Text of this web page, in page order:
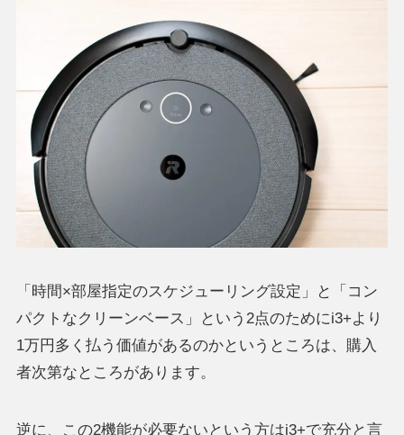
「時間×部屋指定のスケジューリング設定」と「コン
パクトなクリーンベース」という2点のためにi3+より
1万円多く払う価値があるのかというところは、購入
者次第なところがあります。
逆に、この2機能が必要ないという方はi3+で充分と言